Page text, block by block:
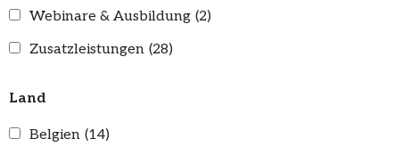
Webinare & Ausbildung (2)
Zusatzleistungen (28)
Land
Belgien (14)